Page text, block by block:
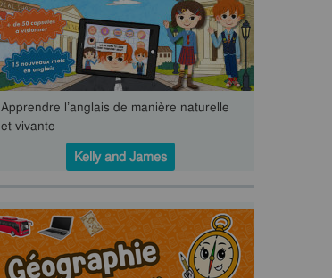
Apprendre l’anglais de manière naturelle
et vivante
Kelly and James